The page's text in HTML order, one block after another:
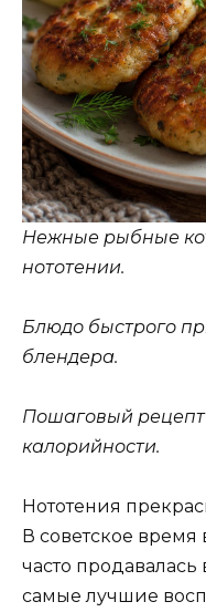
Нежные рыбные
нототении.
Блюдо быстрого
блендера.
Пошаговый рецепт
калорийности.
Нототения
В советское время
часто продавалась
самые лучшие